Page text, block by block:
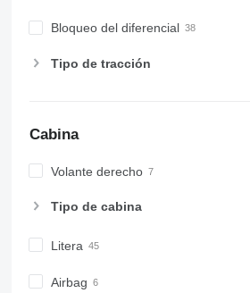
Bloqueo del diferencial
Tipo de tracción
Cabina
Volante derecho
Tipo de cabina
Litera
Airbag